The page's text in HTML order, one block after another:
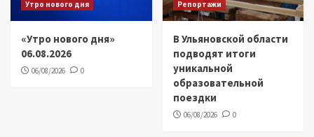
Утро нового дня
«Утро нового дня»
06.08.2026
06/08/2026 0
Репортажи
В Ульяновской области
подводят итоги
уникальной
образовательной
поездки
06/08/2026 0